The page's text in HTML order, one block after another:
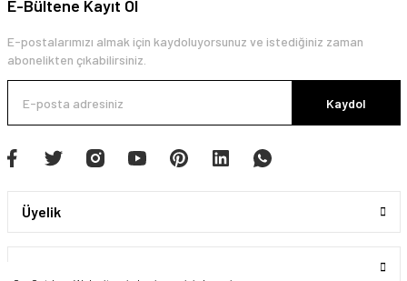
E-Bültene Kayıt Ol
E-postalarımızı almak için kaydoluyorsunuz ve istediğiniz zaman
abonelikten çıkabilirsiniz.
Kaydol
Üyelik